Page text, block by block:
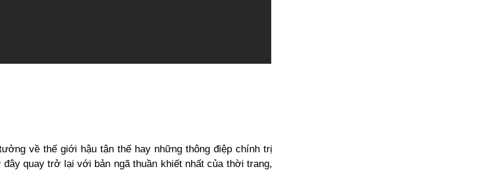
về thế giới hậu tận thế hay những thông điệp chính trị
quay trở lại với bản ngã thuần khiết nhất của thời trang,